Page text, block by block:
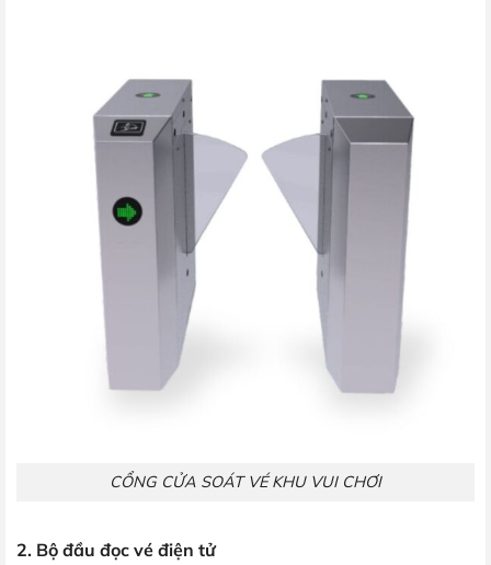
CỔNG CỬA SOÁT VÉ KHU VUI CHƠI
2. Bộ đầu đọc vé điện tử